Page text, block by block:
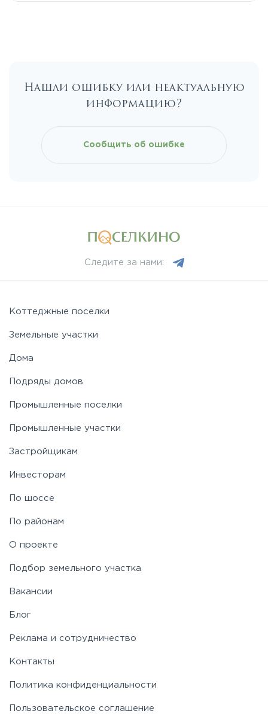
Каширское
Новорижское
Носовихинское
Рогачёвское
Таракановское
Щелковское
Нашли ошибку или неактуальную
информацию?
Сообщить об ошибке
Следите за нами:
Коттеджные поселки
Земельные участки
Дома
Подряды домов
Промышленные поселки
Промышленные участки
Застройщикам
Инвесторам
По шоссе
По районам
О проекте
Подбор земельного участка
Вакансии
Блог
Реклама и сотрудничество
Контакты
Политика конфиденциальности
Пользовательское соглашение